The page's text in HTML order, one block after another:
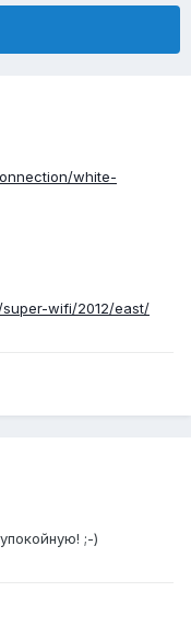
white-
wifi/2012/east/
;-)